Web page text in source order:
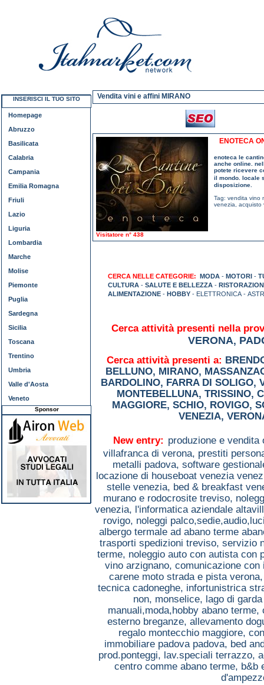
Vendita vini e affini MIRANO
Visitatore n° 438
ENOTECA
enoteca le
anche online.
potete ricevere
il mondo. locale
disposizione.
Tag: vendita vino
venezia
acquisto
CERCA NELLE CATEGORIE: MODA - MOTORI -
CULTURA - SALUTE E BELLEZZA -
ALIMENTAZIONE - HOBBY - ELETTRONICA -
Cerca attività presenti nella
VERONA,
Cerca attività presenti a:
BELLUNO, MIRANO,
BARDOLINO, FARRA DI SOLIGO,
MONTEBELLUNA, TRISSINO,
MAGGIORE, SCHIO, ROVIGO,
VENEZIA,
New entry: produzione e
villafranca di verona, prestiti
metalli padova, software
locazione di houseboat venezia
stelle venezia, bed & breakfast
murano e rodocrosite treviso,
venezia, l'informatica aziendale
rovigo, noleggi
albergo termale ad abano terme
trasporti spedizioni treviso, servizio
terme, noleggio auto con autista con
vino arzignano, comunicazione
carene moto strada e pista
tecnica cadoneghe, infortunistrica
non, monselice, lago di
manuali,moda,hobby abano terme,
esterno breganze, allevamento
regalo montecchio maggiore,
immobiliare padova padova, bed
prod.ponteggi, lav.speciali terrazzo,
centro comme abano terme, b&b
INSERISCI IL TUO SITO
Homepage
Abruzzo
Basilicata
Calabria
Campania
Emilia Romagna
Friuli
Lazio
Liguria
Lombardia
Marche
Molise
Piemonte
Puglia
Sardegna
Sicilia
Toscana
Trentino
Umbria
Valle d'Aosta
Veneto
Sponsor